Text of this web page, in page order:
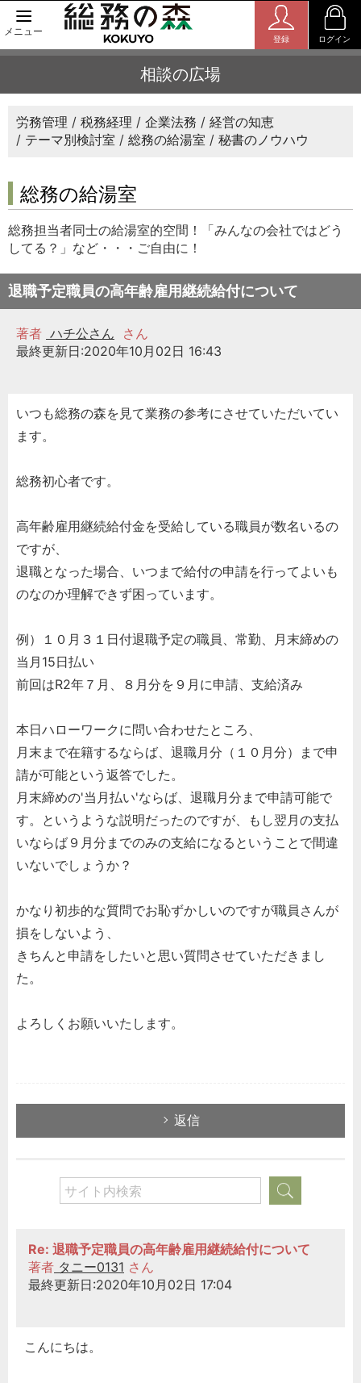
メニュー
登録 ログイン
相談の広場
労務管理 税務経理 企業法務
経営の知恵
テーマ別検討室
総務の給湯室 秘書のノウハウ
総務の給湯室
総務担当者同士の給湯室的空間！「みんなの会社ではどう
してる？」など・・・ご自由に！
退職予定職員の高年齢雇用継続給付について
著者 ハチ公さん
さん
最終更新日:2020年10月02日 16:43
いつも総務の森を見て業務の参考にさせていただいてい
ます。
総務初心者です。
高年齢雇用継続給付金を受給している職員が数名いるの
ですが、
退職となった場合、いつまで給付の申請を行ってよいも
のなのか理解できず困っています。
例）１０月３１日付退職予定の職員、常勤、月末締めの
当月15日払い
前回はR2年７月、８月分を９月に申請、支給済み
本日ハローワークに問い合わせたところ、
月末まで在籍するならば、退職月分（１０月分）まで申
請が可能という返答でした。
月末締めの'当月払い'ならば、退職月分まで申請可能で
す。というような説明だったのですが、もし翌月の支払
いならば９月分までのみの支給になるということで間違
いないでしょうか？
かなり初歩的な質問でお恥ずかしいのですが職員さんが
損をしないよう、
きちんと申請をしたいと思い質問させていただきまし
た。
よろしくお願いいたします。
返信
Re: 退職予定職員の高年齢雇用継続給付について
著者 タニー0131 さん
最終更新日:2020年10月02日 17:04
こんにちは。